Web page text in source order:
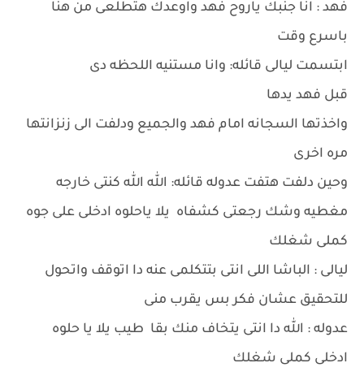
فهد : انا جنبك ياروح فهد واوعدك هتطلعى من هنا
باسرع وقت
ابتسمت ليالى قائله: وانا مستنيه اللحظه دى
قبل فهد يدها
واخذتها السجانه امام فهد والجميع ودلفت الى زنزانتها
مره اخرى
وحين دلفت هتفت عدوله قائله: الله الله كنتى خارجه
مغطيه وشك رجعتى كشفاه يلا ياحلوه ادخلى على جوه
كملى شغلك
ليالى : الباشا اللى انتى بتتكلمى عنه دا اتوقف واتحول
للتحقيق عشان فكر بس يقرب منى
عدوله : الله دا انتى يتخاف منك بقا طيب يلا يا حلوه
ادخلى كملى شغلك